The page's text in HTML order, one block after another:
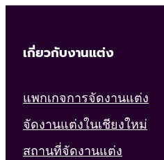
เกี่ยวกับงานแต่ง
แพกเกจการจัดงานแต่ง
จัดงานแต่งในเชียงใหม่
สถานที่จัดงานแต่ง